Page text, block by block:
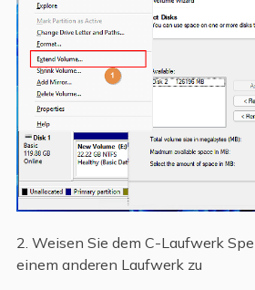
2. Weisen Sie dem C-Laufwerk
einem anderen Laufwerk zu